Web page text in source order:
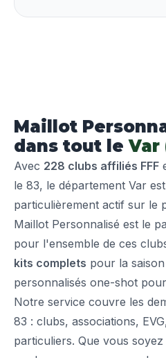
Maillot
dans tout leVar
Avec 228 clubs affiliés FFF
le 83, le département Var
particulièrement actif sur le
Maillot Personnalisé est le
pour l'ensemble de ces
kits complets pour la
personnalisés one-shot
Notre service couvre les
83 : clubs, associations,
particuliers. Que vous